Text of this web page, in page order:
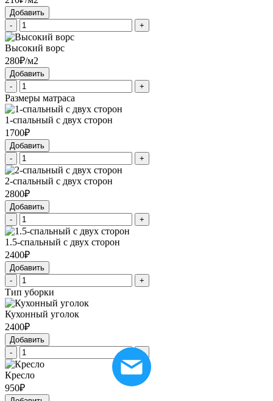
Добавить
-
+
Высокий ворс
280₽/м2
Добавить
-
+
Размеры матраса
1-спальный с двух сторон
1700₽
Добавить
-
+
2-спальный с двух сторон
2800₽
Добавить
-
+
1.5-спальный с двух сторон
2400₽
Добавить
-
+
Тип уборки
Кухонный уголок
2400₽
Добавить
-
+
Кресло
950₽